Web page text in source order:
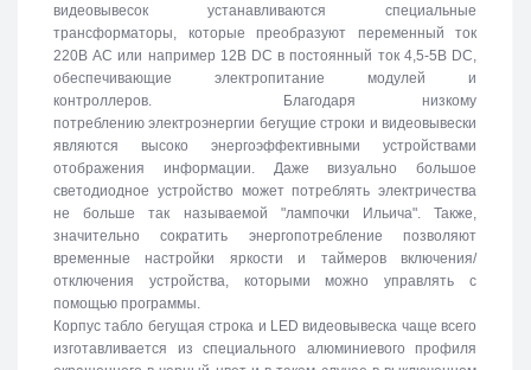
видеовывесок устанавливаются специальные
трансформаторы, которые преобразуют переменный ток
220В АС или например 12В DC в постоянный ток 4,5-5В DC,
обеспечивающие электропитание модулей и
контроллеров. Благодаря низкому
потреблению электроэнергии бегущие строки и видеовывески
являются высоко энергоэффективными устройствами
отображения информации. Даже визуально большое
светодиодное устройство может потреблять электричества
не больше так называемой "лампочки Ильича". Также,
значительно сократить энергопотребление позволяют
временные настройки яркости и таймеров включения/
отключения устройства, которыми можно управлять с
помощью программы.
Корпус табло бегущая строка и LED видеовывеска чаще всего
изготавливается из специального алюминиевого профиля